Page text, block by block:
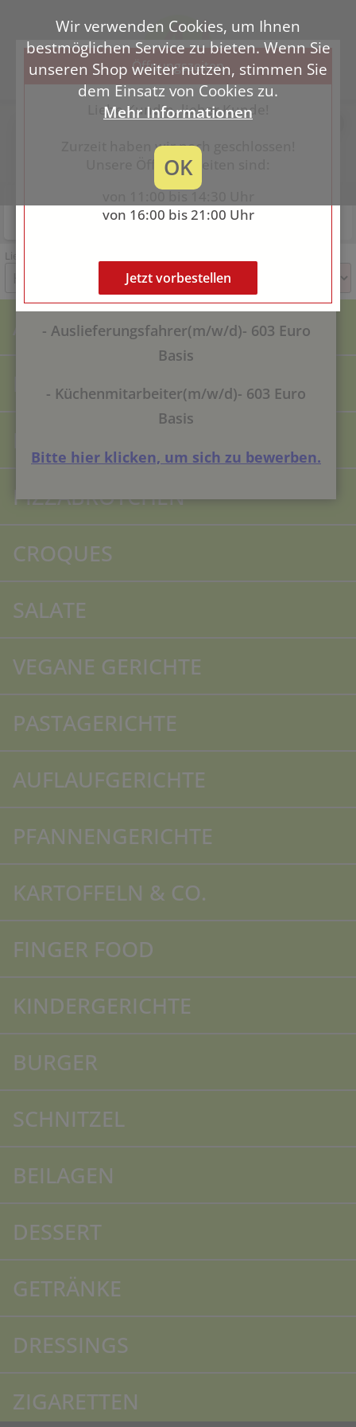
AVANTI Speiseservice Flensburg
Harnis 9, 24937 Flensburg
0461 / 33 33 7
Noch geschlossen
Noch geschlossen
Lieferzeit auswählen
AKTION
MITTAGSTISCH
PIZZABRÖTCHEN
CROQUES
SALATE
VEGANE GERICHTE
PASTAGERICHTE
AUFLAUFGERICHTE
PFANNENGERICHTE
KARTOFFELN & CO.
FINGER FOOD
KINDERGERICHTE
BURGER
SCHNITZEL
BEILAGEN
DESSERT
GETRÄNKE
DRESSINGS
ZIGARETTEN
Öffnungszeiten
Liebe Kundin, lieber Kunde!
Zurzeit haben wir noch geschlossen!
Unsere Öffnungszeiten sind:
von 16:00 bis 21:00 Uhr
Jetzt vorbestellen
LIEFERZEIT ca. 30 - 50
MINUTEN
***** STELLENANZEIGE *****
WIR SUCHEN PER SOFORT:
- Auslieferungsfahrer(m/w/d)- 603 Euro
Basis
- Küchenmitarbeiter(m/w/d)- 603 Euro
Basis
Bitte hier klicken, um sich zu bewerben.
Wir verwenden Cookies, um Ihnen
bestmöglichen Service zu bieten. Wenn Sie
unseren Shop weiter nutzen, stimmen Sie
dem Einsatz von Cookies zu.
Mehr Informationen
OK